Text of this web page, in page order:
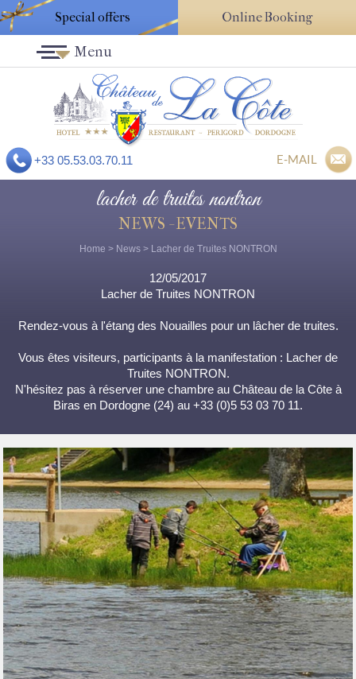
Special offers Online Booking
+33 05.53.03.70.11 E-MAIL
Menu
lacher de truites nontron
NEWS - EVENTS
Home > News> Lacher de Truites NONTRON
12/05/2017
Lacher de Truites NONTRON
Rendez-vous à l'étang des Nouailles pour un lâcher de truites.
Vous êtes visiteurs, participants à la manifestation : Lacher de
Truites NONTRON.
N'hésitez pas à réserver une chambre au Château de la Côte à
Biras en Dordogne (24) au +33 (0)5 53 03 70 11.